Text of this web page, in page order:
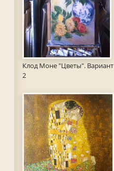
Клод Моне "Цветы". Вариант
2